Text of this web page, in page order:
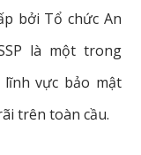
bởi Tổ chức An
là một trong
vực bảo mật
trên toàn cầu.